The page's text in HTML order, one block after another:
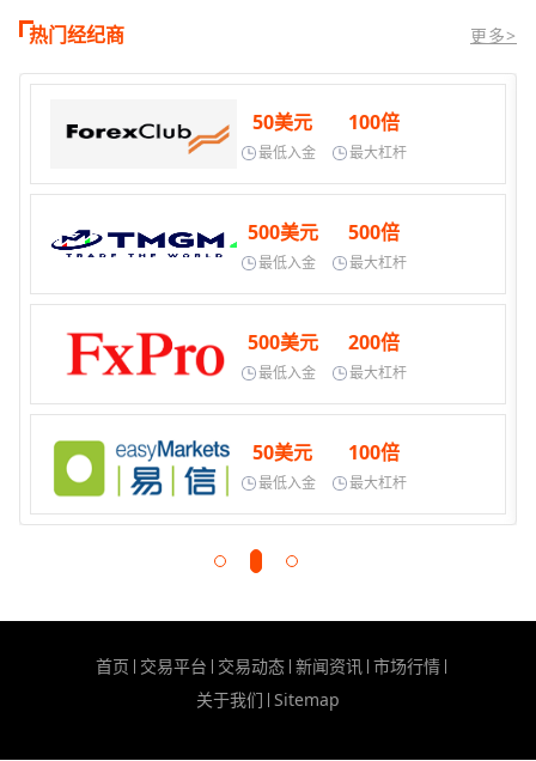
热门经纪商 更多>
50美元
最低入金
100倍
最大杠杆
500美元
最低入金
500倍
最大杠杆
500美元
最低入金
200倍
最大杠杆
50美元
最低入金
100倍
最大杠杆
首页 交易平台 交易动态 新闻资讯 市场行情
关于我们 Sitemap